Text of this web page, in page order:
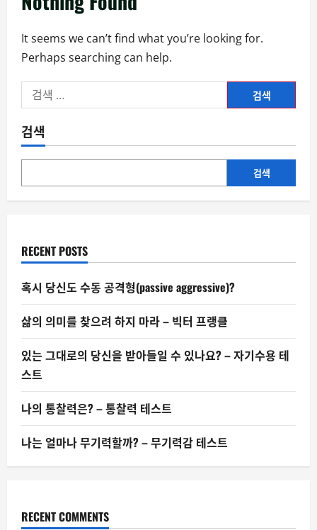
It seems we can’t find what you’re looking for.
Perhaps searching can help.
색:
검색
검색
RECENT POSTS
혹시 당신도 수동 공격형(passive aggressive)?
삶의 의미를 찾으려 하지 마라 – 빅터 프랭클
있는 그대로의 당신을 받아들일 수 있나요? – 자기수용 테
스트
나의 통찰력은? – 통찰력 테스트
나는 얼마나 무기력할까? – 무기력감 테스트
RECENT COMMENTS